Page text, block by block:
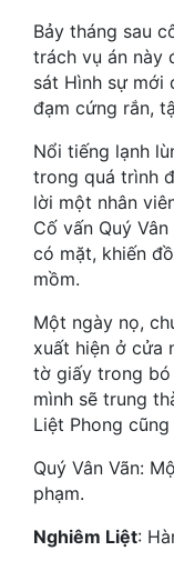
Huyền Nghi
Huyền Ảo
Hài Hước
Hệ Thống
Học Đường
Khoa Huyễn
Khoa Huyễn Không
Kinh Dị
Kiếm Hiệp
Kỳ Huyễn
Kỳ Ảo
Linh Dị
Bảy tháng sau
trách vụ án này
sát Hình sự mới
đạm cứng rắn,
Nổi tiếng lạnh
trong quá trình
lời một nhân
Cố vấn Quý
có mặt, khiến
mồm.
Một ngày nọ,
xuất hiện ở cửa
tờ giấy trong bó
mình sẽ trung
Liệt Phong cũng
Quý Vân Vãn:
phạm.
Nghiêm Liệt: